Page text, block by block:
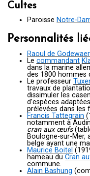
Cultes
Paroisse Notre-
Personnalités
Raoul de
Le commandant
dans la marine
des 1800 hommes
Le professeur
travaux de
dissimuler les
d’espèces
prélevées dans les
Francis Tattegrain
notamment à
cran aux œufs
Boulogne-sur-Mer,
belge ayant une
Maurice Boitel
hameau du Cran
commune.
Alain Bashung